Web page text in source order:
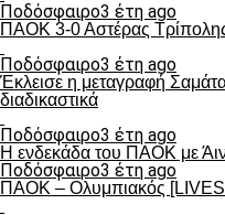
Ποδόσφαιρο3 έτη ago
ΠΑΟΚ 3-0 Αστέρας
Ποδόσφαιρο3 έτη ago
Έκλεισε η μεταγραφή
διαδικαστικά
Ποδόσφαιρο3 έτη ago
Η ενδεκάδα του ΠΑΟΚ με
Ποδόσφαιρο3 έτη ago
ΠΑΟΚ – Ολυμπιακός